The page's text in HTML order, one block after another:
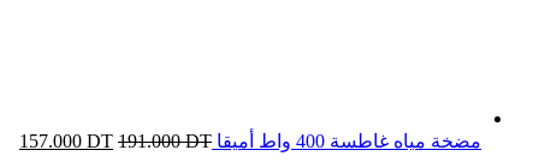
مضخة مياه غاطسة 400 واط أميقا 191.000DT
157.000 DT